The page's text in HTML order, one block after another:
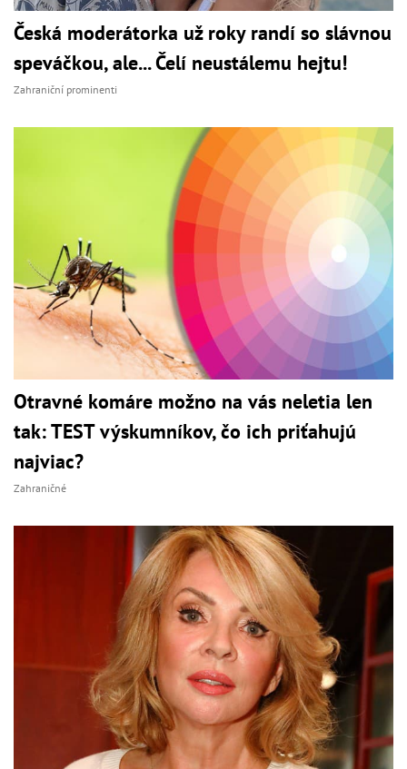
Česká moderátorka už roky randí so slávnou
speváčkou, ale... Čelí neustálemu hejtu!
Zahraniční prominenti
Otravné komáre možno na vás neletia len
tak: TEST výskumníkov, čo ich priťahujú
najviac?
Zahraničné